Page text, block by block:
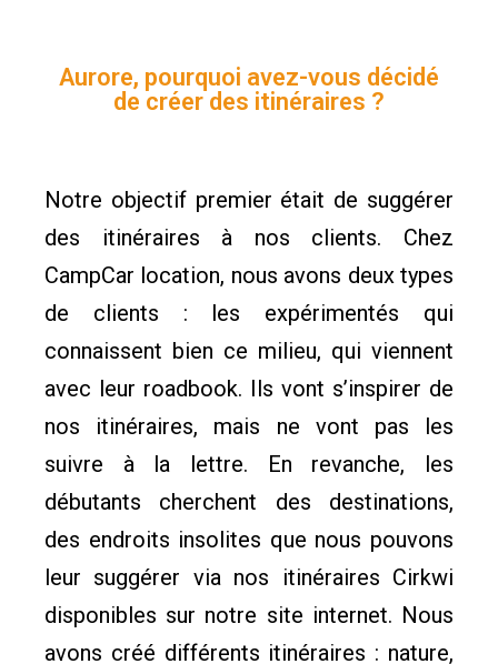
Aurore, pourquoi avez-vous décidé
de créer des itinéraires ?
Notre objectif premier était de suggérer
des itinéraires à nos clients. Chez
CampCar location, nous avons deux types
de clients : les expérimentés qui
connaissent bien ce milieu, qui viennent
avec leur roadbook. Ils vont s’inspirer de
nos itinéraires, mais ne vont pas les
suivre à la lettre. En revanche, les
débutants cherchent des destinations,
des endroits insolites que nous pouvons
leur suggérer via nos itinéraires Cirkwi
disponibles sur notre site internet. Nous
avons créé différents itinéraires : nature,